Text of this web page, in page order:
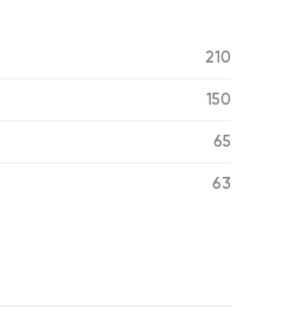
210
150
65
63